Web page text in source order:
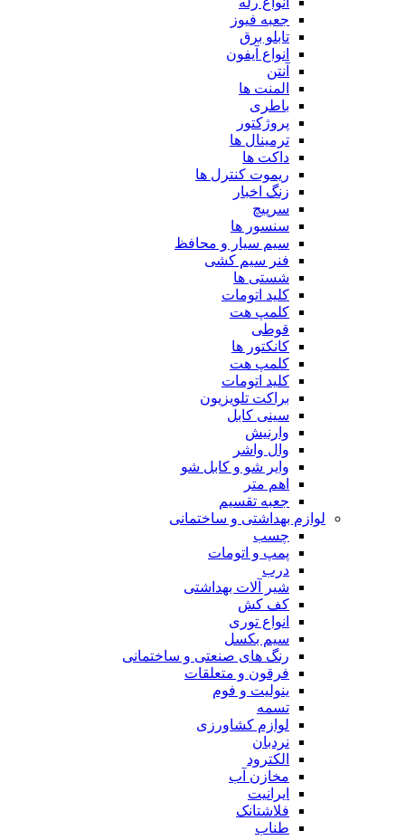
جعبه فیوز
تابلو برق
انواع آیفون
آنتن
المنت ها
باطری
پروژکتور
ترمینال ها
داکت ها
ریموت کنترل ها
زنگ اخبار
سرپیچ
سنسور ها
سیم سیار و محافظ
فنر سیم کشی
شستی ها
کلید اتومات
کلمپ هت
قوطی
کانکتور ها
کلمپ هت
کلید اتومات
براکت تلویزیون
سینی کابل
وارنیش
وال واشر
وایر شو و کابل شو
اهم متر
جعبه تقسیم
لوازم بهداشتی و ساختمانی
چسب
پمپ و اتومات
درب
شیر آلات بهداشتی
کف کش
انواع توری
سیم بکسل
رنگ های صنعتی و ساختمانی
فرقون و متعلقات
ینولیت و فوم
تسمه
لوازم کشاورزی
نردبان
الکترود
مخازن آب
ایرانیت
فلاشتانک
طناب